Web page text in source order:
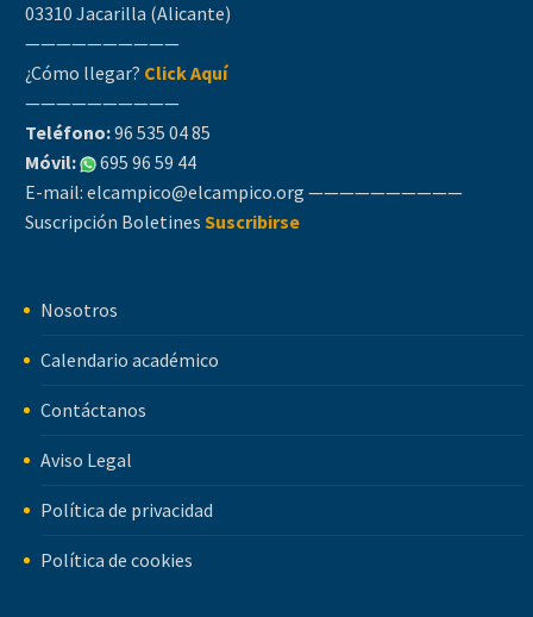
03310 Jacarilla (Alicante)
——————————
¿Cómo llegar? Click Aquí
——————————
Teléfono:96 535 04 85
Móvil:
695 96 59 44
E-mail: elcampico@elcampico.org ——————————
Suscripción Boletines Suscribirse
Nosotros
Calendario académico
Contáctanos
Aviso Legal
Política de privacidad
Política de cookies